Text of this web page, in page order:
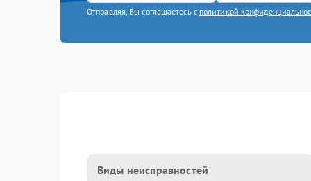
Отправляя, Вы соглашаетесь с политикой
Виды неисправностей